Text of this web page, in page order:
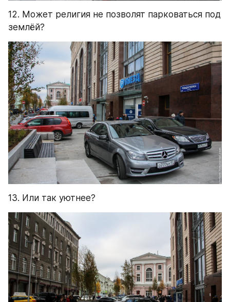
12. Может религия не позволят парковаться под
землёй?
13. Или так уютнее?